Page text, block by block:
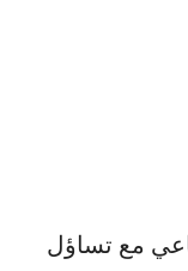
مع تساؤل